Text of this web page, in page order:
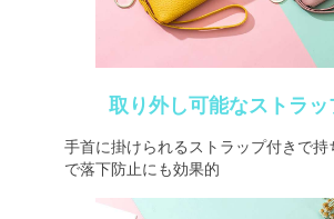
取り外し可能なストラッ
手首に掛けられるストラップ付きで持
で落下防止にも効果的